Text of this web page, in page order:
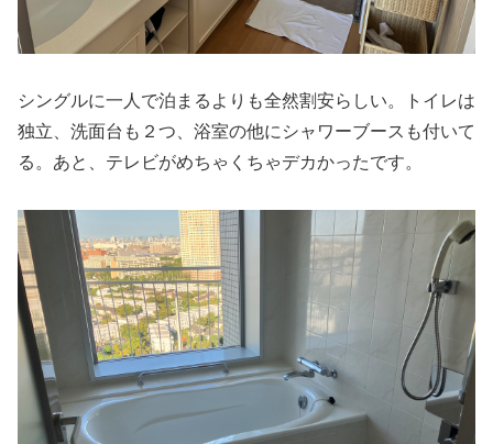
シングルに一人で泊まるよりも全然割安らしい。トイレは
独立、洗面台も２つ、浴室の他にシャワーブースも付いて
る。あと、テレビがめちゃくちゃデカかったです。